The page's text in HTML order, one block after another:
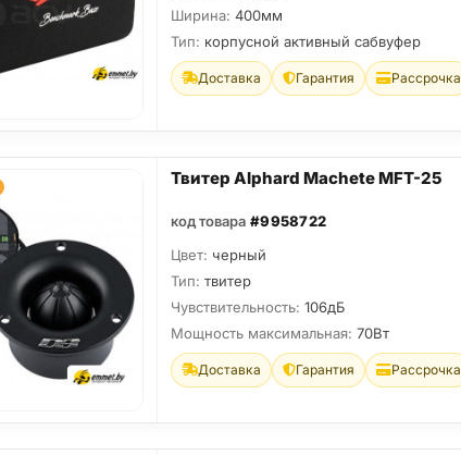
Ширина: 400мм
Тип: корпусной активный сабвуфер
Доставка Гарантия Рассрочка
Твитер Alphard Machete MFT-25
код товара #9958722
Цвет: черный
Тип: твитер
Чувствительность: 106дБ
Мощность максимальная: 70Вт
Доставка Гарантия Рассрочка